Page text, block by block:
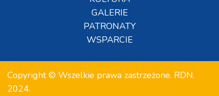
GALERIE
PATRONATY
WSPARCIE
Copyright © Wszelkie prawa zastrzeżone. RDN.
2024.